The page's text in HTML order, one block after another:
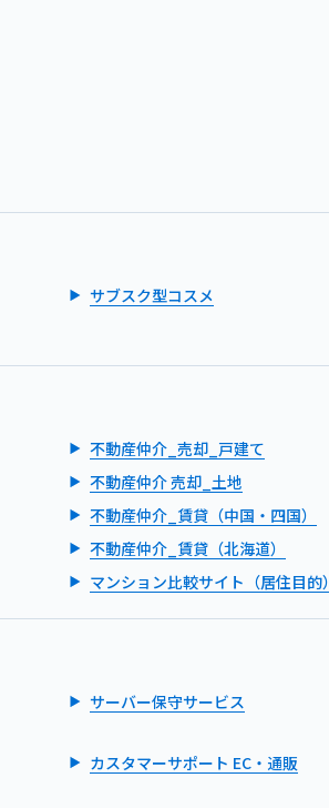
サブスク型コスメ
不動産仲介_売却_戸建て
不動産仲介 売却_土地
不動産仲介_賃貸（中国・四国）
不動産仲介_賃貸（北海道）
マンション比較サイト（居住目的）
サーバー保守サービス
カスタマーサポート EC・通販